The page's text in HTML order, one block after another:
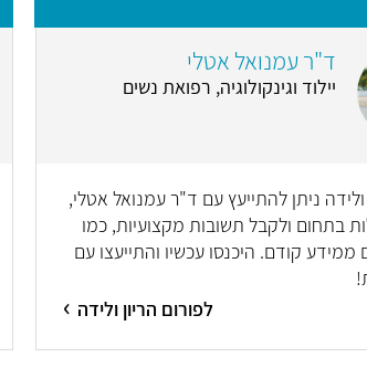
ד"ר עמנואל אטלי
יילוד וגינקולוגיה, רפואת נשים
ולידה ניתן להתייעץ עם ד"ר עמנואל אטלי,
בתחום ולקבל תשובות מקצועיות, כמו
קודם. היכנסו עכשיו והתייעצו עם
לפורום הריון ולידה